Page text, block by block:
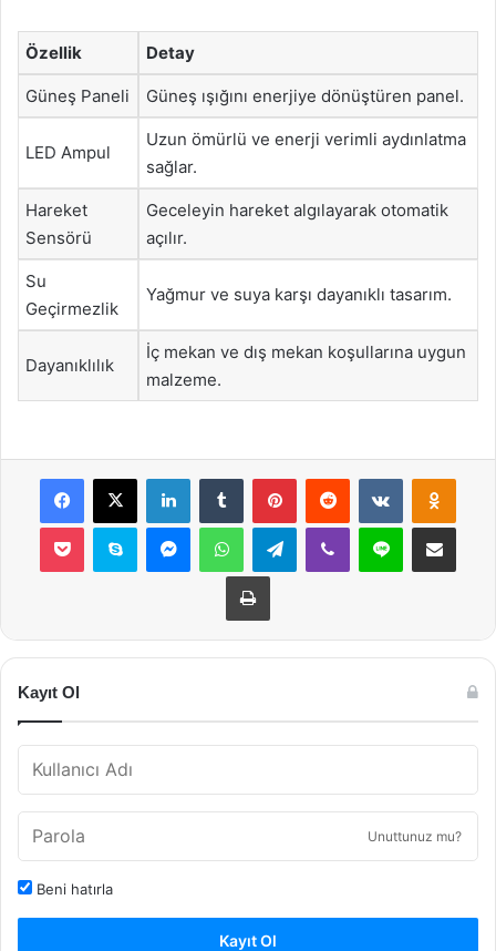
Özellik Detay
Güneş Paneli Güneş ışığını enerjiye dönüştüren panel.
LED Ampul
Uzun ömürlü ve enerji verimli aydınlatma
sağlar.
Hareket
Sensörü
Geceleyin hareket algılayarak otomatik
açılır.
Su
Geçirmezlik
Yağmur ve suya karşı dayanıklı tasarım.
Dayanıklılık
İç mekan ve dış mekan koşullarına uygun
malzeme.
Facebook
X LinkedInTumblr PinterestReddit VKontakte
Pocket Skype MessengerWhatsAppTelegramViber Line E-Posta ile
Yazdır
Kayıt Ol
Unuttunuz mu?
Beni hatırla
Kayıt Ol